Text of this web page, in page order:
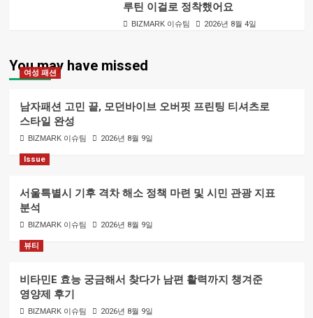
루틴 이걸로 정착했어요
BIZMARK 이슈팀 2026년 8월 4일
You may have missed
여성 패션
남자패션 고민 끝, 모던바이브 오버핏 프린팅 티셔츠로
스타일 완성
BIZMARK 이슈팀 2026년 8월 9일
Issue
서울특별시 기후 격차 해소 정책 마련 및 시민 관광 지표
분석
BIZMARK 이슈팀 2026년 8월 9일
뷰티
비타민E 효능 궁금해서 찾다가 남편 활력까지 챙겨준
영양제 후기
BIZMARK 이슈팀 2026년 8월 9일